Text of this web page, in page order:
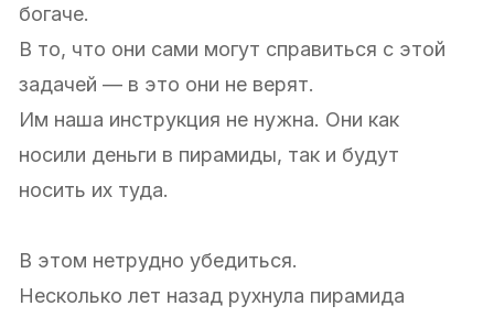
богаче.
В то, что они сами могут справиться с этой
задачей — в это они не верят.
Им наша инструкция не нужна. Они как
носили деньги в пирамиды, так и будут
носить их туда.
В этом нетрудно убедиться.
Несколько лет назад рухнула пирамида